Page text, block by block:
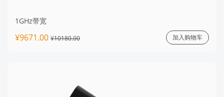
1GHz带宽
¥9671.00 ¥10180.00 加入购物车